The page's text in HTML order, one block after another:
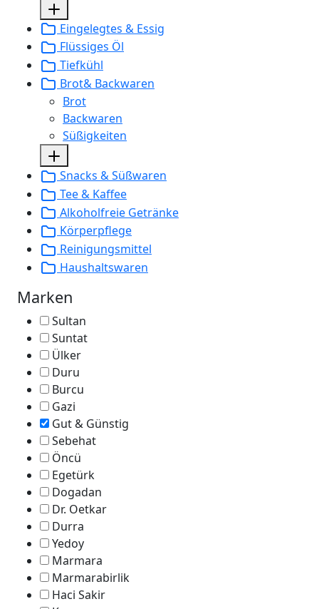
Eingelegtes & Essig
Flüssiges Öl
Tiefkühl
Brot& Backwaren
Brot
Backwaren
Süßigkeiten
Snacks & Süßwaren
Tee & Kaffee
Alkoholfreie Getränke
Körperpflege
Reinigungsmittel
Haushaltswaren
Marken
Sultan
Suntat
Ülker
Duru
Burcu
Gazi
Gut & Günstig
Sebehat
Öncü
Egetürk
Dogadan
Dr. Oetkar
Durra
Yedoy
Marmara
Marmarabirlik
Haci Sakir